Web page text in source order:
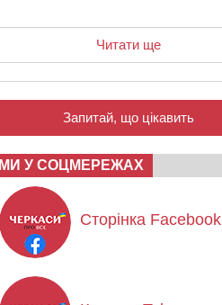
Читати ще
Запитай, що цікавить
МИ У СОЦМЕРЕЖАХ
Сторінка Facebook